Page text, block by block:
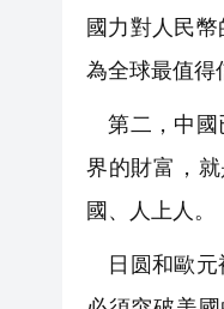
國力對人民
為全球最值得
第二，中國
界的財富，
國、人上人。
日圆和歐元